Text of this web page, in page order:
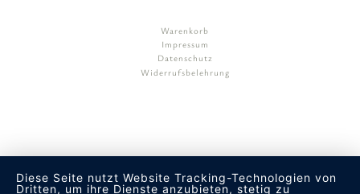
Warenkorb
Impressum
Datenschutz
Widerrufsbelehrung
Diese Seite nutzt Website Tracking-Technologien von
Dritten, um ihre Dienste anzubieten, stetig zu